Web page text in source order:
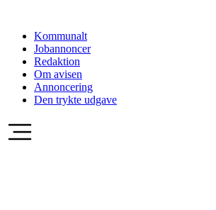
indholdKommunalt
Jobannoncer
Redaktion
Om avisen
Annoncering
Den trykte udgave